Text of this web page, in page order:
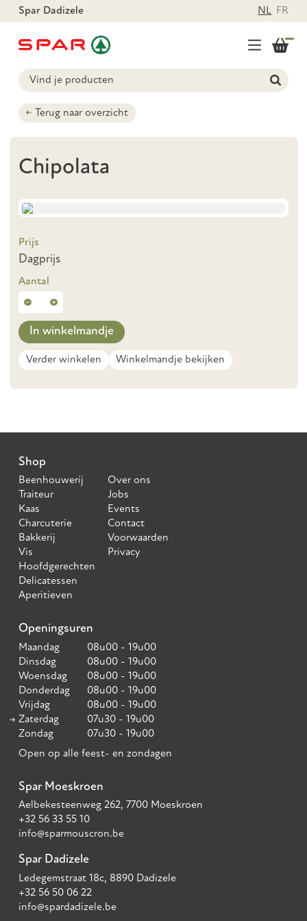
Spar Dadizele NL FR
Terug naar overzicht
Chipolata
Prijs
Dagprijs
Aantal
In winkelmandje
Verder winkelen Winkelmandje bekijken
Shop
Beenhouwerij
Traiteur
Kaas
Charcuterie
Bakkerij
Vis
Hoofdgerechten
Delicatessen
Aperitieven
Over ons
Jobs
Events
Contact
Voorwaarden
Privacy
Openingsuren
Maandag
08u00 - 19u00
Dinsdag
08u00 - 19u00
Woensdag
08u00 - 19u00
Donderdag
08u00 - 19u00
Vrijdag
08u00 - 19u00
Zaterdag
07u30 - 19u00
Zondag
07u30 - 19u00
Open op alle feest- en zondagen
Spar Moeskroen
Aelbekesteenweg 262, 7700 Moeskroen
+32 56 33 55 10
info@sparmouscron.be
Spar Dadizele
Ledegemstraat 18c, 8890 Dadizele
+32 56 50 06 22
info@spardadizele.be